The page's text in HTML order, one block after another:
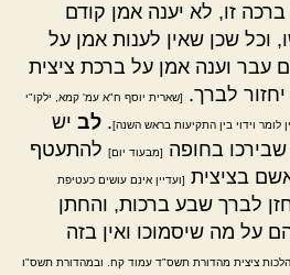
זו, לא יענה אמן קודם
וכל שכן שאין לענות אמן על
עבר וענה אמן על ברכת ציצית
לברך.
[שארית יוסף ח"א עמ' קמא, ילקו"י
וידוי בין התקיעות בראש השנה]. לב יש
בחופה
[מבעוד יום] להתעטף
בציצית [ועדיין אינם עושים כעטיפת
לברך שבע ברכות, והחתן
על מה שיסמוכו ואין בזה
הלכות ציצית מהדורת תשס"ד עמוד קח. ובמהדורת תשס"ו